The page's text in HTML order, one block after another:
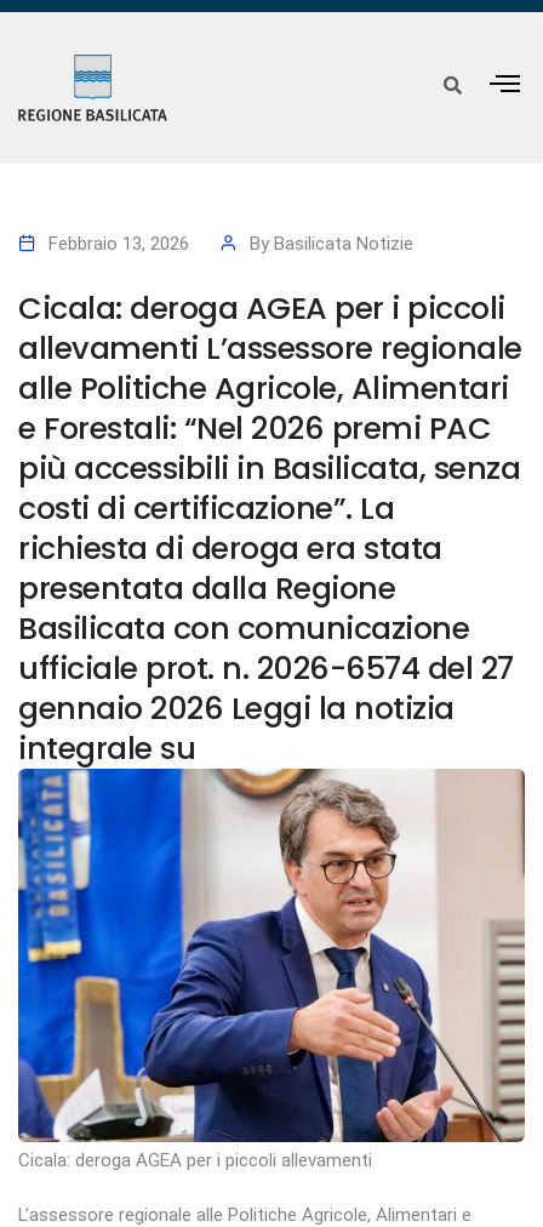
Febbraio 13, 2026 By Basilicata Notizie
Cicala: deroga AGEA per i piccoli
allevamenti L’assessore regionale
alle Politiche Agricole, Alimentari
e Forestali: “Nel 2026 premi PAC
più accessibili in Basilicata, senza
costi di certificazione”. La
richiesta di deroga era stata
presentata dalla Regione
Basilicata con comunicazione
ufficiale prot. n. 2026-6574 del 27
gennaio 2026 Leggi la notizia
integrale su
Cicala: deroga AGEA per i piccoli allevamenti
L’assessore regionale alle Politiche Agricole, Alimentari e